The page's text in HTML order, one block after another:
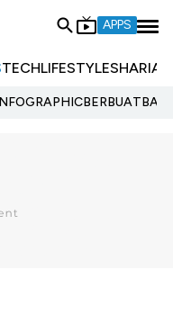
APPS
TECHLIFESTYLESHARIA